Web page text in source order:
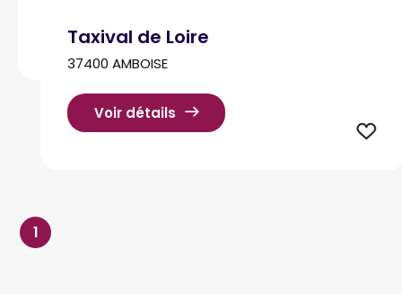
Taxival de Loire
37400 AMBOISE
Voir détails
1